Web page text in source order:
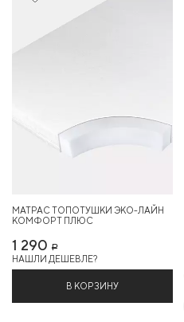
МАТРАС ТОПОТУШКИ ЭКО-ЛАЙН
КОМФОРТ ПЛЮС
1 290 Р
НАШЛИ ДЕШЕВЛЕ?
В КОРЗИНУ